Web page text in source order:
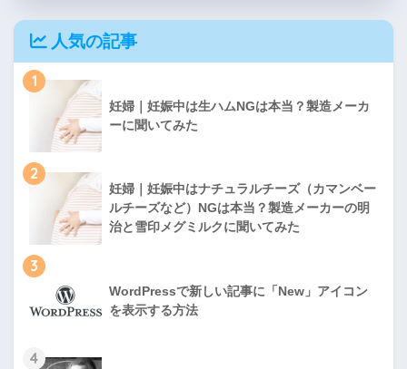
人気の記事
1
妊婦｜妊娠中は生ハムNGは本当？製造メーカ
ーに聞いてみた
2
妊婦｜妊娠中はナチュラルチーズ（カマンベー
ルチーズなど）NGは本当？製造メーカーの明
治と雪印メグミルクに聞いてみた
3
WordPressで新しい記事に「New」アイコン
を表示する方法
4